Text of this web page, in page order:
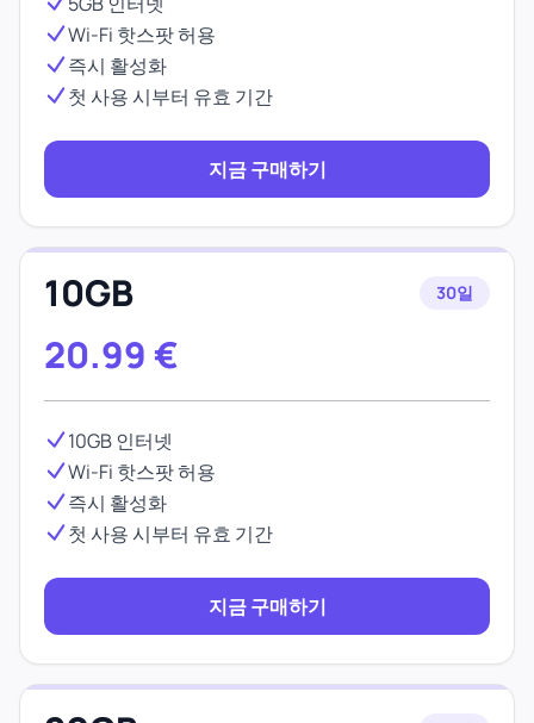
Wi-Fi 핫스팟 허용
즉시 활성화
첫 사용 시부터 유효 기간
지금 구매하기
10GB 30일
20.99 €
10GB 인터넷
Wi-Fi 핫스팟 허용
즉시 활성화
첫 사용 시부터 유효 기간
지금 구매하기